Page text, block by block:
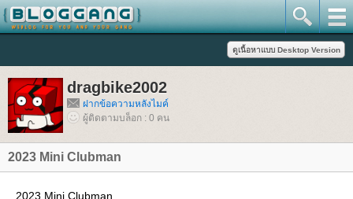
dragbike2002
ฝากข้อความหลังไมค์
ผู้ติดตามบล็อก : 0 คน
2023 Mini Clubman
2023 Mini Clubman